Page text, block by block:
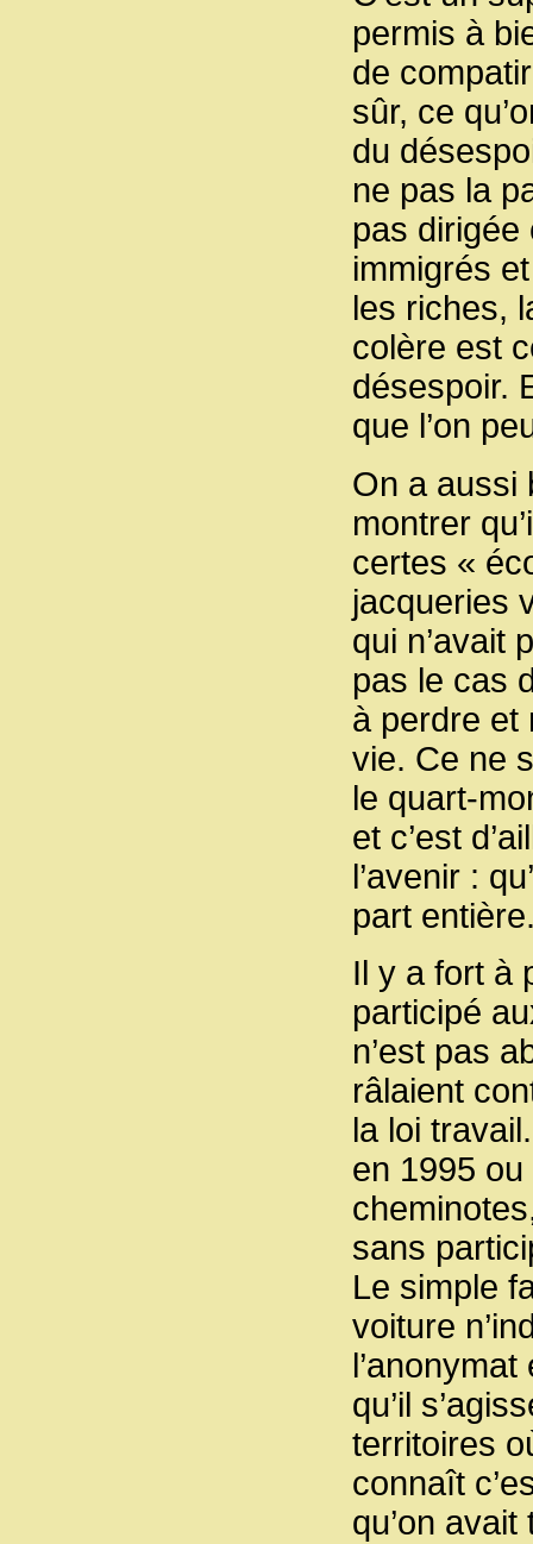
permis à
de
sûr, ce
du
ne pas la
pas dirigée
immigrés
les riches,
colère est
désespoir.
que l’on
On a aussi
montrer
certes «
jacqueries
qui n’avait
pas le cas
à perdre et
vie. Ce ne
le quart-
et c’est
l’avenir :
part
Il y a fort à
participé
n’est pas
râlaient
la loi
en 1995
sans
Le simple
voiture
qu’il
territoires
connaît
qu’on